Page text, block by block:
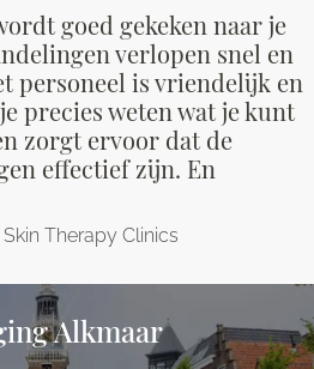
goed gekeken naar je
verlopen snel en
personeel is vriendelijk en
precies weten wat je kunt
zorgt ervoor dat de
effectief zijn. En
Therapy Clinics
Alkmaar